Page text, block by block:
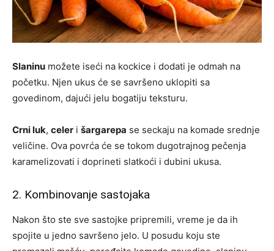
Slaninu možete iseći na kockice i dodati je odmah na
početku. Njen ukus će se savršeno uklopiti sa
govedinom, dajući jelu bogatiju teksturu.
Crni luk, celer i šargarepa se seckaju na komade srednje
veličine. Ova povrća će se tokom dugotrajnog pečenja
karamelizovati i doprineti slatkoći i dubini ukusa.
2. Kombinovanje sastojaka
Nakon što ste sve sastojke pripremili, vreme je da ih
spojite u jedno savršeno jelo. U posudu koju ste